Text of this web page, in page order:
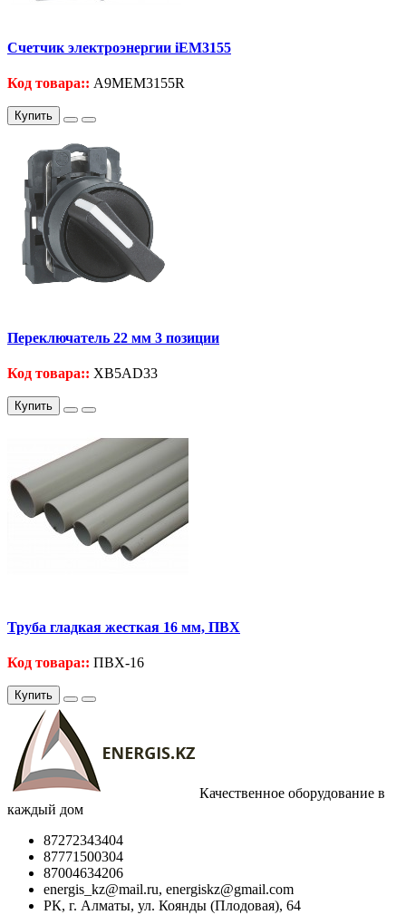
Счетчик электроэнергии iEM3155
Код товара:: A9MEM3155R
Купить
Переключатель 22 мм 3 позиции
Код товара:: XB5AD33
Купить
Труба гладкая жесткая 16 мм, ПВХ
Код товара:: ПВХ-16
Купить
Качественное оборудование в
каждый дом
87272343404
87771500304
87004634206
energis_kz@mail.ru, energiskz@gmail.com
РК, г. Алматы, ул. Коянды (Плодовая), 64